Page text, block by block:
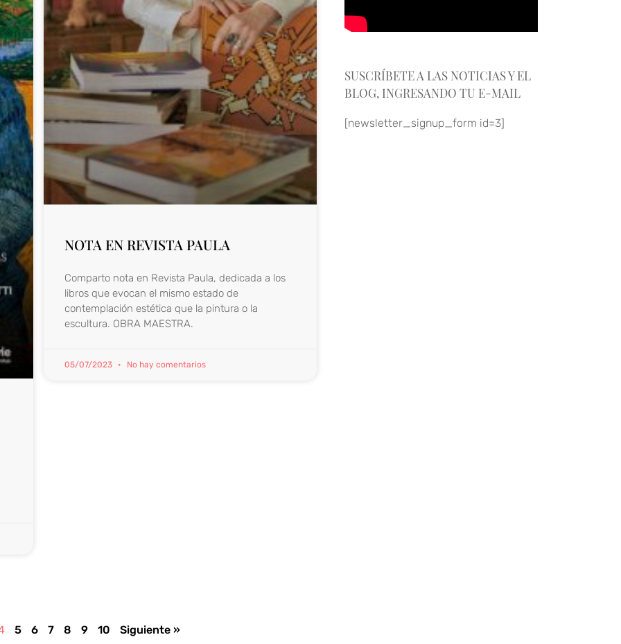
NOTA EN REVISTA PAULA
Comparto nota en Revista Paula, dedicada a los
libros que evocan el mismo estado de
contemplación estética que la pintura o la
escultura. OBRA MAESTRA.
05/07/2023 No hay comentarios
5 6 7 8 9 10 Siguiente »
SUSCRÍBETE A LAS NOTICIAS Y EL
BLOG, INGRESANDO TU E-MAIL
[newsletter_signup_form id=3]